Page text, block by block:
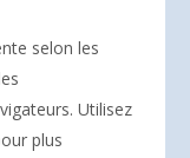
selon les
Utilisez
plus